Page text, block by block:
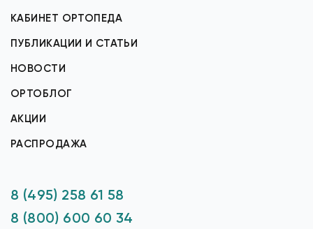
КАБИНЕТ ОРТОПЕДА
ПУБЛИКАЦИИ И СТАТЬИ
НОВОСТИ
ОРТОБЛОГ
АКЦИИ
РАСПРОДАЖА
8 (495) 258 61 58
8 (800) 600 60 34